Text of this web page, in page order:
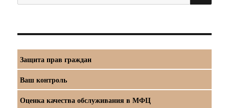
Защита прав граждан
Ваш контроль
Оценка качества обслуживания в МФЦ